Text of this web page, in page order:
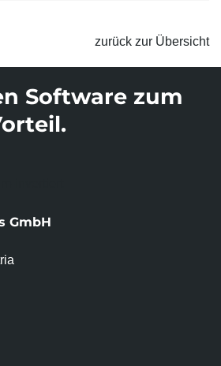
zurück zur Übersicht
Software zum
GmbH